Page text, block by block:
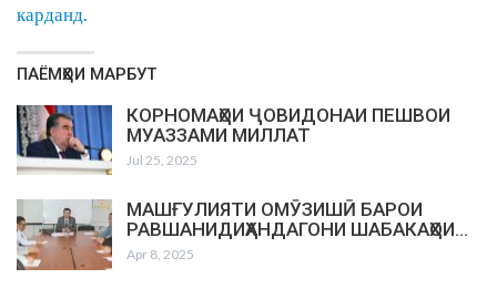
карданд.
ПАЁМҲОИ МАРБУТ
КОРНОМАҲОИ ҶОВИДОНАИ ПЕШВОИ
МУАЗЗАМИ МИЛЛАТ
Jul 25, 2025
МАШҒУЛИЯТИ ОМӮЗИШӢ БАРОИ
РАВШАНИДИҲАНДАГОНИ ШАБАКАҲОИ…
Apr 8, 2025